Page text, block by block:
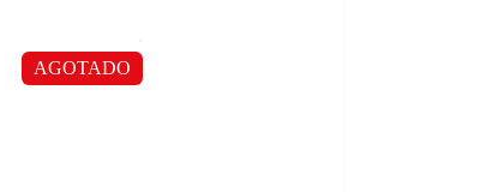
AGOTADO